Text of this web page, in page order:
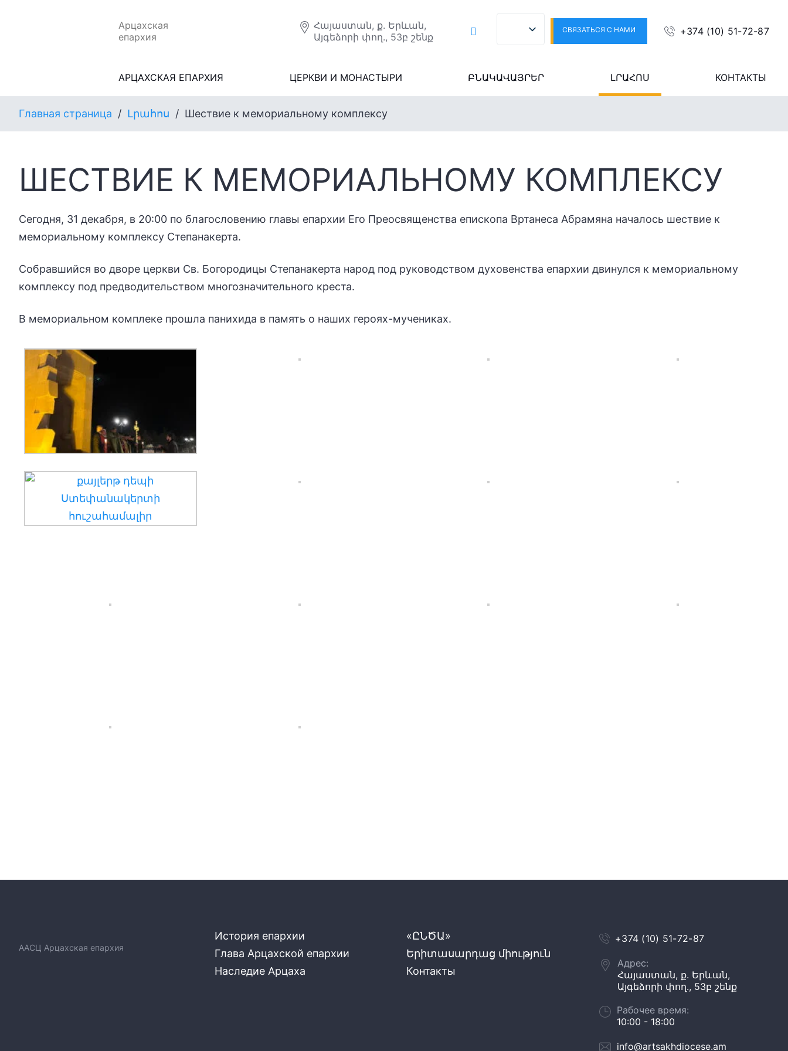
Арцахская
епархия
Հայաստան, ք. Երևան,
Այգեձորի փող., 53բ շենք
СВЯЗАТЬСЯ С НАМИ +374 (10) 51-72-87
АРЦАХСКАЯ ЕПАРХИЯ ЦЕРКВИ И МОНАСТЫРИ ԲՆԱԿԱՎԱՅՐԵՐ ԼՐԱՀՈՍ КОНТАКТЫ
Главная страница / Լրահոս / Шествие к мемориальному комплексу
ШЕСТВИЕ К МЕМОРИАЛЬНОМУ КОМПЛЕКСУ
Сегодня, 31 декабря, в 20:00 по благословению главы епархии Его Преосвященства епископа Вртанеса Абрамяна началось шествие к
мемориальному комплексу Степанакерта.
Собравшийся во дворе церкви Св. Богородицы Степанакерта народ под руководством духовенства епархии двинулся к мемориальному
комплексу под предводительством многозначительного креста.
В мемориальном комплеке прошла панихида в память о наших героях-мучениках.
ААСЦ Арцахская епархия
История епархии
Глава Арцахской епархии
Наследие Арцаха
«ԸՆԾԱ»
Երիտասարդաց միություն
Контакты
+374 (10) 51-72-87
Адрес:
Հայաստան, ք. Երևան,
Այգեձորի փող., 53բ շենք
Рабочее время:
10:00 - 18:00
info@artsakhdiocese.am